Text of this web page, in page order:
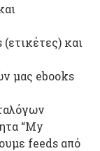
και
μας ebooks
“My
feeds από